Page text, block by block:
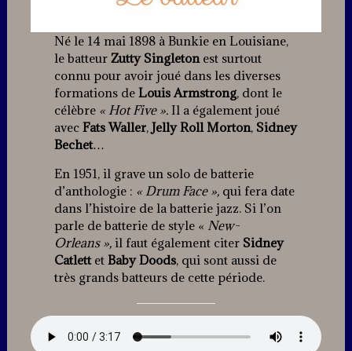
Né le 14 mai 1898 à Bunkie en Louisiane,
le batteur Zutty Singleton est surtout
connu pour avoir joué dans les diverses
formations de Louis Armstrong, dont le
célèbre « Hot Five ».Il a également joué
avec Fats Waller, Jelly Roll Morton, Sidney
Bechet…
En 1951, il grave un solo de batterie
d’anthologie : « Drum Face »,qui fera date
dans l’histoire de la batterie jazz. Si l’on
parle de batterie de style « New-
Orleans »,il faut également citer Sidney
Catlettet Baby Doods, qui sont aussi de
très grands batteurs de cette période.